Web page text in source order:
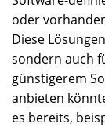
oder
Diese
sondern auch
günstigerem
anbieten
es bereits,